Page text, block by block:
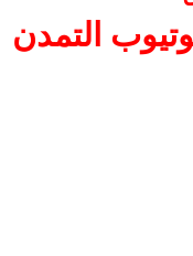
التمدن